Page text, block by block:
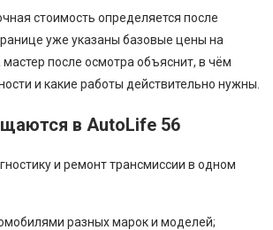
стоимость определяется после
уже указаны базовые цены на
мастер после осмотра объяснит, в чём
и какие работы действительно нужны.
в AutoLife 56
и ремонт трансмиссии в одном
разных марок и моделей;